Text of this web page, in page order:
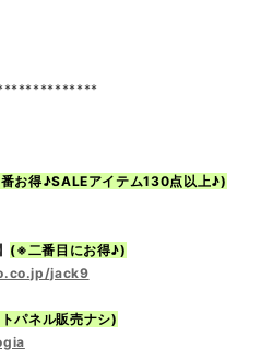
お得♪SALEアイテム130点以上♪)
(※二番目にお得♪)
jack9
パネル販売ナシ)